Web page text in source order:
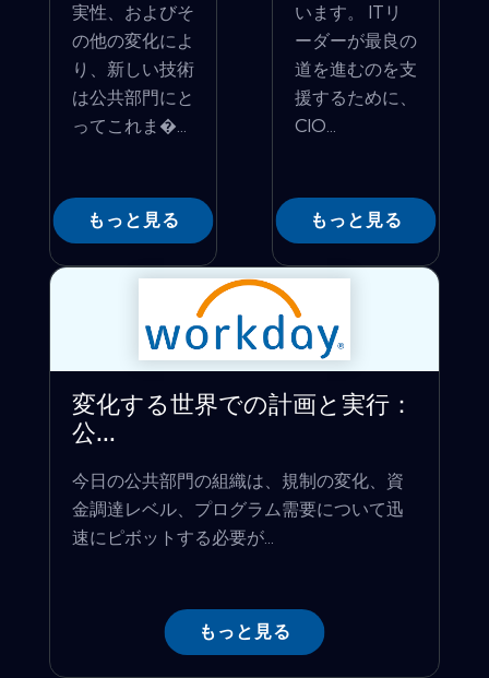
実性、およびそ
の他の変化によ
り、新しい技術
は公共部門にと
ってこれま�...
もっと見る
います。 ITリ
ーダーが最良の
道を進むのを支
援するために、
CIO...
もっと見る
変化する世界での計画と実行：
公...
今日の公共部門の組織は、規制の変化、資
金調達レベル、プログラム需要について迅
速にピボットする必要が...
もっと見る